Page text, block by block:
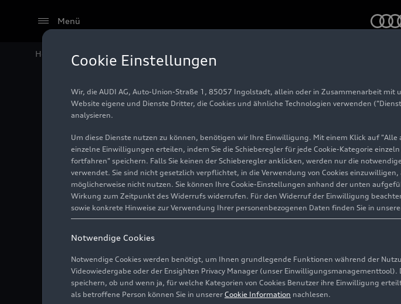
Menü
Home Audi Media Center Fotos
Audi México und
weihen Sportpark
Foto 10.02.2023
Cookie Einstellungen
Wir, die AUDI AG, Auto-Union-Straße 1, 85057 Ingolstadt, allein oder in Zusammenarbeit
Website eigene und Dienste Dritter, die Cookies und ähnliche Technologien verwenden
analysieren.
Um diese Dienste nutzen zu können, benötigen wir Ihre Einwilligung. Mit einem Klick auf
einzelne Einwilligungen erteilen, indem Sie die Schieberegler für jede Cookie-Kategorie
fortfahren" speichern. Falls Sie keinen der Schieberegler anklicken, werden nur die
verwendet. Sie sind nicht gesetzlich verpflichtet, in die Verwendung von Cookies
möglicherweise nicht nutzen. Sie können Ihre Cookie-Einstellungen anhand der unten
Wirkung zum Zeitpunkt des Widerrufs widerrufen. Für den Widerruf der Einwilligung
sowie konkrete Hinweise zur Verwendung Ihrer personenbezogenen Daten finden Sie in
Notwendige Cookies
Notwendige Cookies werden benötigt, um Ihnen grundlegende Funktionen während der
Videowiedergabe oder der Ensighten Privacy Manager (unser
speichern, ob und wenn ja, für welche Kategorien von Cookies Benutzer ihre Einwilligung
als betroffene Person können Sie in unserer Cookie Information nachlesen.